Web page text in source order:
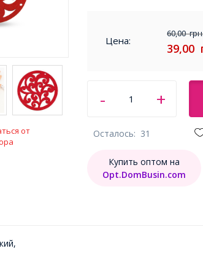
от
Цена:
60,00
39,00
Осталось: 31
Купить оптом на
Opt.DomBusin.com